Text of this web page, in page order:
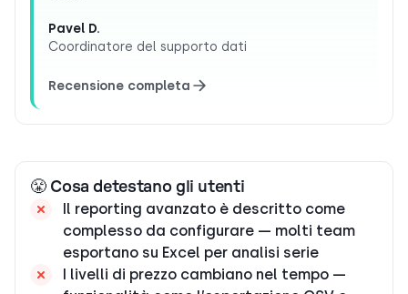
Pavel D.
Coordinatore del supporto dati
Recensione completa
😤 Cosa detestano gli utenti
Il reporting avanzato è descritto come
complesso da configurare — molti team
esportano su Excel per analisi serie
I livelli di prezzo cambiano nel tempo —